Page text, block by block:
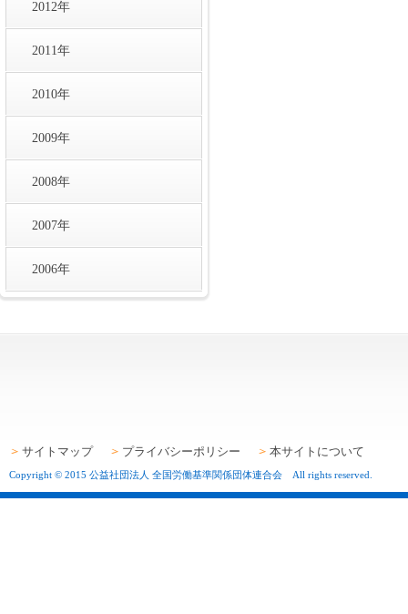
2012年
2011年
2010年
2009年
2008年
2007年
2006年
サイトマップ プライバシーポリシー 本サイトについて
Copyright © 2015 公益社団法人 全国労働基準関係団体連合会 All rights reserved.